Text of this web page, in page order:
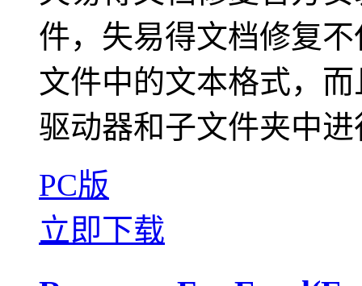
件，失易得文档修复
文件中的文本格式，
驱动器和子文件夹中
PC版
立即下载